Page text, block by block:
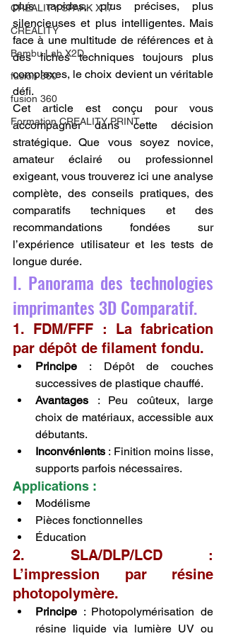
CRÉALITY SPARK X I7
CREALITY
Bambu Lab X2D
fusion 360
fusion 360
Formation CREALITY PRINT
plus rapides, plus précises, plus
silencieuses et plus intelligentes. Mais
face à une multitude de références et à
des fiches techniques toujours plus
complexes, le choix devient un véritable
défi.
Cet article est conçu pour vous
accompagner dans cette décision
stratégique. Que vous soyez novice,
amateur éclairé ou professionnel
exigeant, vous trouverez ici une analyse
complète, des conseils pratiques, des
comparatifs techniques et des
recommandations fondées sur
l’expérience utilisateur et les tests de
longue durée.
I. Panorama des technologies
imprimantes 3D Comparatif.
1. FDM/FFF : La fabrication
par dépôt de filament fondu.
Principe : Dépôt de couches
successives de plastique chauffé.
Avantages : Peu coûteux, large
choix de matériaux, accessible aux
débutants.
Inconvénients : Finition moins lisse,
supports parfois nécessaires.
Applications :
Modélisme
Pièces fonctionnelles
Éducation
2. SLA/DLP/LCD :
L’impression par résine
photopolymère.
Principe : Photopolymérisation de
résine liquide via lumière UV ou